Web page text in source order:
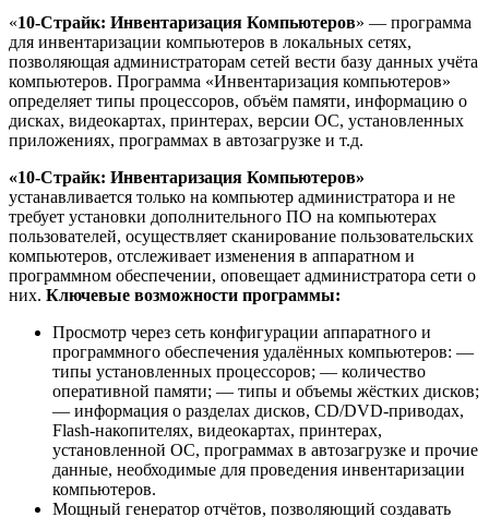
«10-Страйк: Инвентаризация Компьютеров» — программа
для инвентаризации компьютеров в локальных сетях,
позволяющая администраторам сетей вести базу данных учёта
компьютеров. Программа «Инвентаризация компьютеров»
определяет типы процессоров, объём памяти, информацию о
дисках, видеокартах, принтерах, версии ОС, установленных
приложениях, программах в автозагрузке и т.д.
«10-Страйк: Инвентаризация Компьютеров»
устанавливается только на компьютер администратора и не
требует установки дополнительного ПО на компьютерах
пользователей, осуществляет сканирование пользовательских
компьютеров, отслеживает изменения в аппаратном и
программном обеспечении, оповещает администратора сети о
них. Ключевые возможности программы:
Просмотр через сеть конфигурации аппаратного и
программного обеспечения удалённых компьютеров: —
типы установленных процессоров; — количество
оперативной памяти; — типы и объемы жёстких дисков;
— информация о разделах дисков, CD/DVD-приводах,
Flash-накопителях, видеокартах, принтерах,
установленной ОС, программах в автозагрузке и прочие
данные, необходимые для проведения инвентаризации
компьютеров.
Мощный генератор отчётов, позволяющий создавать